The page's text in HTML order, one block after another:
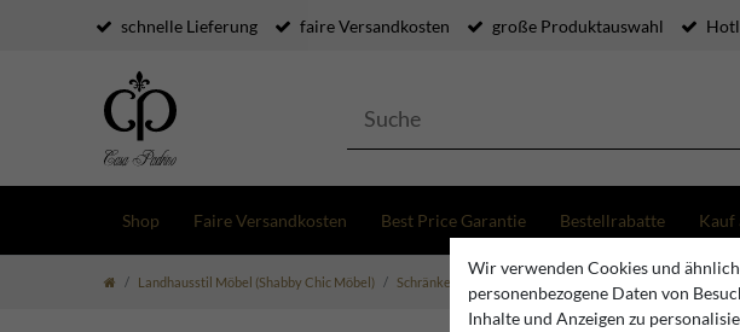
schnelle Lieferung faire Versandkosten große Produktauswahl
Shop Faire Versandkosten Best Price Garantie Bestellrabatte Kauf
Landhausstil Möbel (Shabby Chic Möbel) Schränke Casa Padrino Großer Shabby Chic
Wir verwenden Cookies und
personenbezogene Daten von
Inhalte und Anzeigen zu